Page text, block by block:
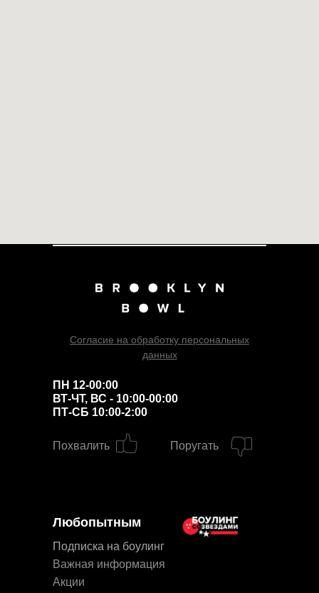
Согласие на обработку персональных
данных
Важная информация
Похвалить Поругать
Подписка на боулинг
Акции
Любопытным
ПН 12-00:00
ВТ-ЧТ, ВС - 10:00-00:00
ПТ-СБ 10:00-2:00